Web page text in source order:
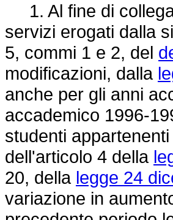
1. Al fine di
servizi erogati dalla
5, commi 1 e 2, del
modificazioni, dalla
anche per gli anni
accademico 1996-
studenti
dell'articolo 4 della
20, della legge 24
variazione in